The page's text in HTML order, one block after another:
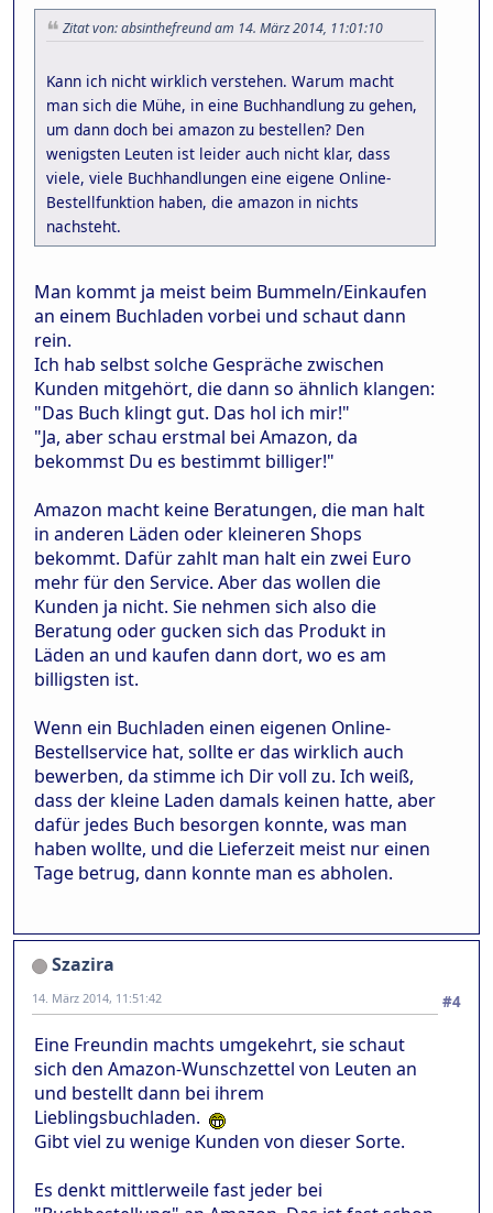
Zitat von: absinthefreund am 14. März 2014, 11:01:10
Kann ich nicht wirklich verstehen. Warum macht
man sich die Mühe, in eine Buchhandlung zu gehen,
um dann doch bei amazon zu bestellen? Den
wenigsten Leuten ist leider auch nicht klar, dass
viele, viele Buchhandlungen eine eigene Online-
Bestellfunktion haben, die amazon in nichts
nachsteht.
Man kommt ja meist beim Bummeln/Einkaufen
an einem Buchladen vorbei und schaut dann
rein.
Ich hab selbst solche Gespräche zwischen
Kunden mitgehört, die dann so ähnlich klangen:
"Das Buch klingt gut. Das hol ich mir!"
"Ja, aber schau erstmal bei Amazon, da
bekommst Du es bestimmt billiger!"
Amazon macht keine Beratungen, die man halt
in anderen Läden oder kleineren Shops
bekommt. Dafür zahlt man halt ein zwei Euro
mehr für den Service. Aber das wollen die
Kunden ja nicht. Sie nehmen sich also die
Beratung oder gucken sich das Produkt in
Läden an und kaufen dann dort, wo es am
billigsten ist.
Wenn ein Buchladen einen eigenen Online-
Bestellservice hat, sollte er das wirklich auch
bewerben, da stimme ich Dir voll zu. Ich weiß,
dass der kleine Laden damals keinen hatte, aber
dafür jedes Buch besorgen konnte, was man
haben wollte, und die Lieferzeit meist nur einen
Tage betrug, dann konnte man es abholen.
Szazira
#4
14. März 2014, 11:51:42
Eine Freundin machts umgekehrt, sie schaut
sich den Amazon-Wunschzettel von Leuten an
und bestellt dann bei ihrem
Lieblingsbuchladen.
Gibt viel zu wenige Kunden von dieser Sorte.
Es denkt mittlerweile fast jeder bei